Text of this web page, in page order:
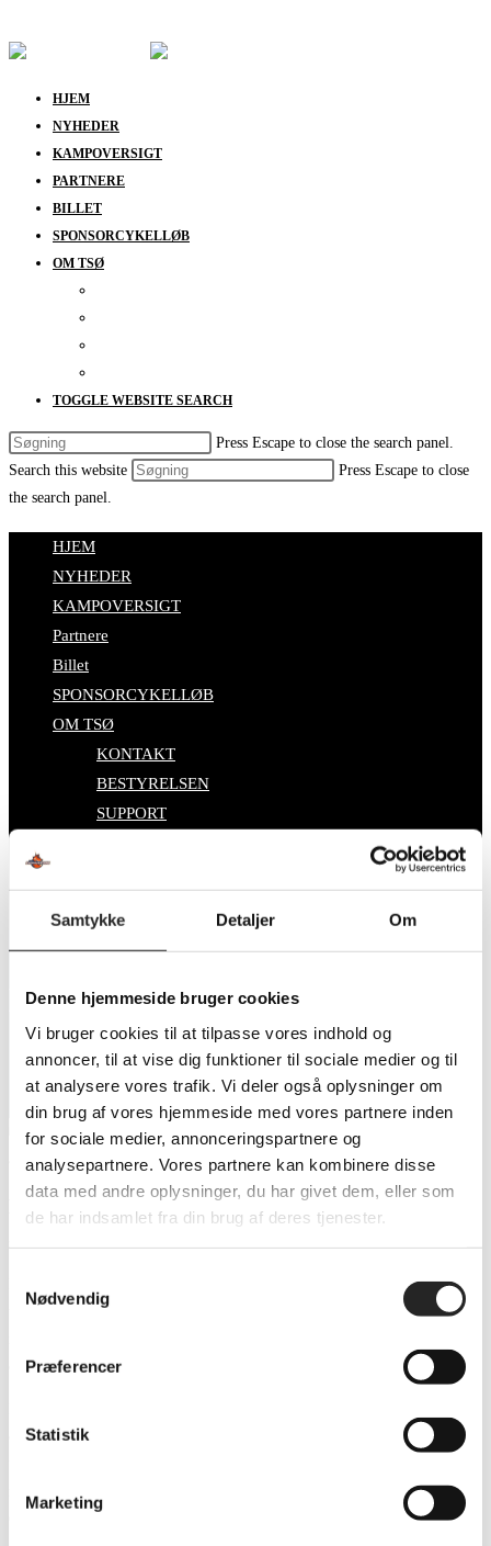
Samtykke Detaljer Om
Denne hjemmeside bruger cookies
Vi bruger cookies til at tilpasse vores indhold og
annoncer, til at vise dig funktioner til sociale medier og til
at analysere vores trafik. Vi deler også oplysninger om
din brug af vores hjemmeside med vores partnere inden
for sociale medier, annonceringspartnere og
analysepartnere. Vores partnere kan kombinere disse
data med andre oplysninger, du har givet dem, eller som
de har indsamlet fra din brug af deres tjenester.
Nødvendig
Præferencer
Statistik
Marketing
HJEM
NYHEDER
KAMPOVERSIGT
PARTNERE
BILLET
SPONSORCYKELLØB
OM TSØ
TOGGLE WEBSITE SEARCH
Press Escape to close the search panel.
Search this website
Press Escape to close
the search panel.
HJEM
NYHEDER
KAMPOVERSIGT
Partnere
Billet
SPONSORCYKELLØB
OM TSØ
KONTAKT
BESTYRELSEN
SUPPORT
Search this website
Nicolai Worsøe er assistent for
Jimmy i resten af sæsonen
Nicolai Worsøe er assistent for Jimmy i resten
Nicolai Worsøe, der senest har været i Køge Håndbold og for nuværende
underviser på Københavns Idrætsefterskole, fuldender trænerteamet i den
en ung ihærdig træner.
engagement, indlevelse og er mere end klar på udfordringen
muligheden for at tilknytte mig Team Sydhavsøerne, var jeg ikke i tvivl.
Opgaven, vi står overfor de næste fire uger, er krævende og nødvendiggør